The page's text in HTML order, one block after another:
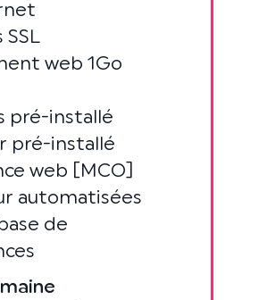
web 1Go
pré-installé
pré-installé
web [MCO]
automatisées
de